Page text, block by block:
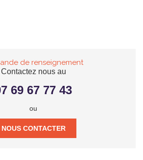
de renseignement
Contactez nous au
69 67 77 43
ou
NOUS CONTACTER